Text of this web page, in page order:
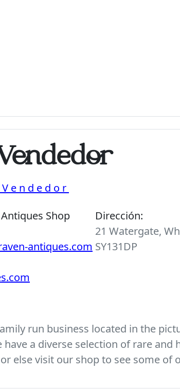
Shop
antiques.com
Dirección:
21 Watergate,
SY131DP
run business located in the
a diverse selection of rare
else visit our shop to see some of